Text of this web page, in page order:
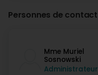
Personnes de contact
Mme Muriel
Sosnowski
Administrateur